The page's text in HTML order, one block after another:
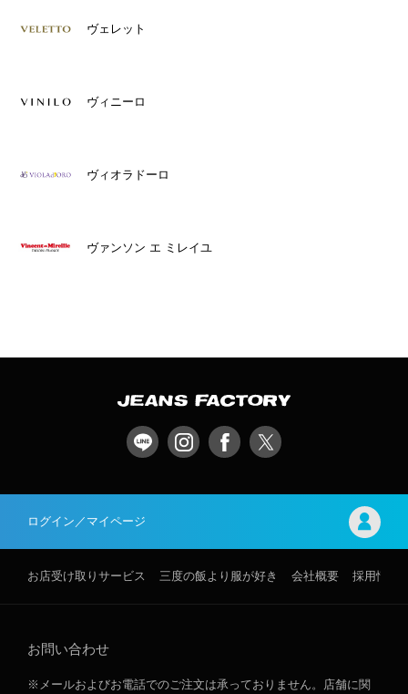
ヴェレット
ヴィニーロ
ヴィオラドーロ
ヴァンソン エ ミレイユ
ログイン／マイページ
お店受け取りサービス 三度の飯より服が好き 会社概要 採用情報
お問い合わせ
※メールおよびお電話でのご注文は承っておりません。店舗に関